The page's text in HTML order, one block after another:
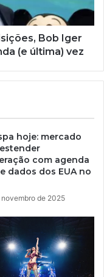
Bob Iger
(e última) vez
hoje: mercado
com agenda
dados dos EUA no
novembro de 2025